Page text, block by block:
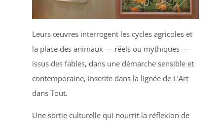
Leurs œuvres interrogent les cycles agricoles et
la place des animaux — réels ou mythiques —
issus des fables, dans une démarche sensible et
contemporaine, inscrite dans la lignée de L’Art
dans Tout.
Une sortie culturelle qui nourrit la réflexion de